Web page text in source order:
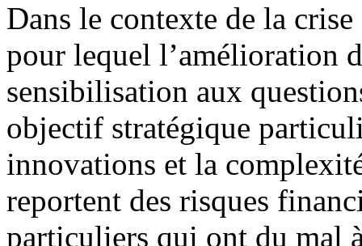
Dans le contexte de la
pour lequel l’amélioration
sensibilisation aux
objectif stratégique
innovations et la
reportent des risques
particuliers qui ont du mal